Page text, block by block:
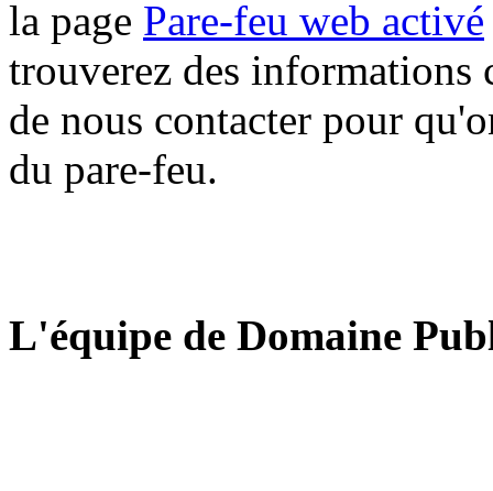
la page Pare-feu web activé
trouverez des informations
de nous contacter pour
du pare-feu.
L'équipe de Domaine